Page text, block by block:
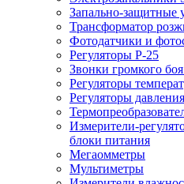
Запально-защитные
Трансформатор
Фотодатчики и
Регуляторы Р-25
Звонки громкого
Регуляторы
Регуляторы давления
Измерители-
блоки питания
Мегаомметры
Мультиметры